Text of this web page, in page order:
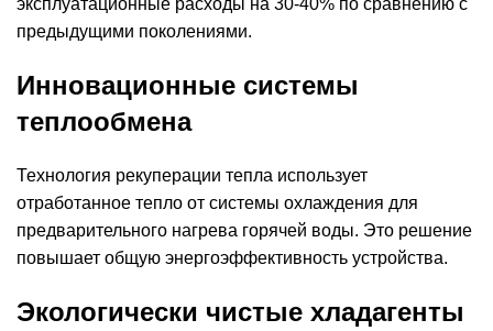
предыдущими поколениями.
Инновационные системы
теплообмена
Технология рекуперации тепла использует
отработанное тепло от системы охлаждения для
предварительного нагрева горячей воды. Это решение
повышает общую энергоэффективность устройства.
Экологически чистые хладагенты